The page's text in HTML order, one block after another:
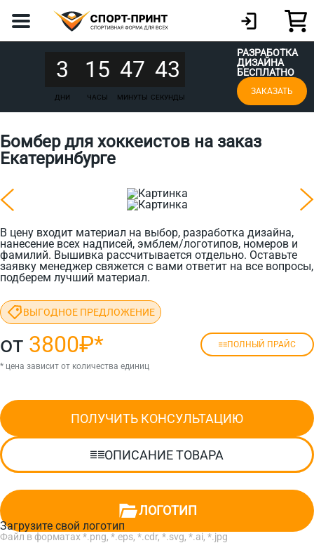
3
ДНИ
15
ЧАСЫ
47
МИНУТЫ
43
СЕКУНДЫ
РАЗРАБОТКА
ДИЗАЙНА
БЕСПЛАТНО
ЗАКАЗАТЬ
Бомбер для хоккеистов на заказ
Екатеринбурге
В цену входит материал на выбор, разработка дизайна,
нанесение всех надписей, эмблем/логотипов, номеров и
фамилий. Вышивка рассчитывается отдельно. Оставьте
заявку менеджер свяжется с вами ответит на все вопросы,
подберем лучший материал.
ВЫГОДНОЕ ПРЕДЛОЖЕНИЕ
от 3800₽* ПОЛНЫЙ ПРАЙС
* цена зависит от количества единиц
ПОЛУЧИТЬ КОНСУЛЬТАЦИЮ
ОПИСАНИЕ ТОВАРА
ЛОГОТИП
Загрузите свой логотип
Файл в форматах *.png, *.eps, *.cdr, *.svg, *.ai, *.jpg